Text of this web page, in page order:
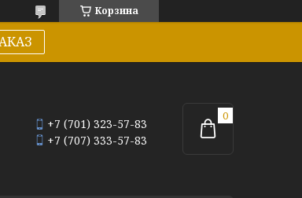
Корзина
+7 (701) 323-57-83
+7 (707) 333-57-83